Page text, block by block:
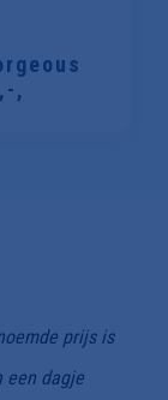
,
prijs is
een dagje